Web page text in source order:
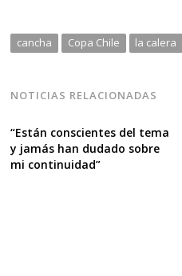
cancha Copa Chile la calera
NOTICIAS RELACIONADAS
“Están conscientes del tema
y jamás han dudado sobre
mi continuidad”